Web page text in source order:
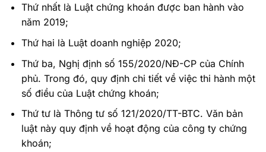
Thứ nhất là Luật chứng khoán được ban hành vào
năm 2019;
Thứ hai là Luật doanh nghiệp 2020;
Thứ ba, Nghị định số 155/2020/NĐ-CP của Chính
phủ. Trong đó, quy định chi tiết về việc thi hành một
số điều của Luật chứng khoán;
Thứ tư là Thông tư số 121/2020/TT-BTC. Văn bản
luật này quy định về hoạt động của công ty chứng
khoán;